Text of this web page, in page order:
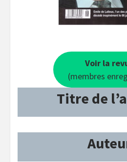
Voir la
(membres
Titre de